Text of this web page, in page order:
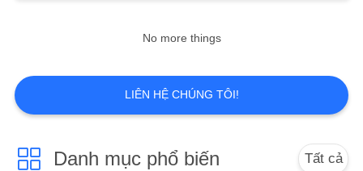
Máy khắc laser cầm
tay
No more things
LIÊN HỆ CHÚNG TÔI!
Danh mục phổ biến
Tất cả